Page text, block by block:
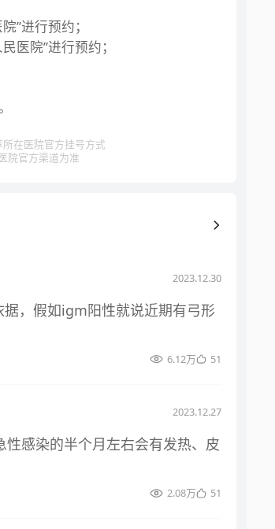
”进行预约；
医院”进行预约；
在医院官方挂号方式
院官方渠道为准
2023.12.30
，假如igm阳性就说近期有弓形
6.12万 51
2023.12.27
感染的半个月左右会有发热、皮
2.08万 51